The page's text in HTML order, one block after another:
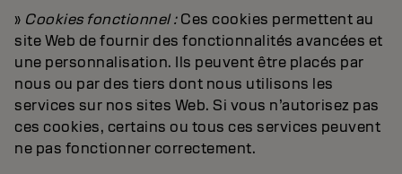
» Cookies fonctionnel :Ces cookies permettent au
site Web de fournir des fonctionnalités avancées et
une personnalisation. Ils peuvent être placés par
nous ou par des tiers dont nous utilisons les
services sur nos sites Web. Si vous n’autorisez pas
ces cookies, certains ou tous ces services peuvent
ne pas fonctionner correctement.